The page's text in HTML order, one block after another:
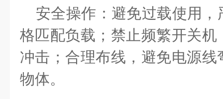
安全操作：避免过载使用
格匹配负载；禁止频繁开关
冲击；合理布线，避免电源
物体。